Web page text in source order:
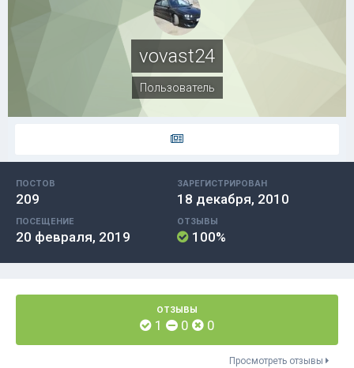
vovast24
Пользователь
ПОСТОВ
209
ЗАРЕГИСТРИРОВАН
18 декабря, 2010
ПОСЕЩЕНИЕ
20 февраля, 2019
ОТЗЫВЫ
100%
ОТЗЫВЫ
1 0 0
Просмотреть отзывы